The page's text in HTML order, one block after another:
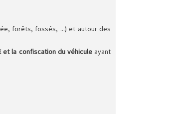
forêts, fossés, ...) et autour des
et la confiscation du véhiculeayant